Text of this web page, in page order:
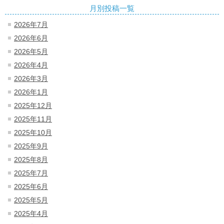
月別投稿一覧
2026年7月
2026年6月
2026年5月
2026年4月
2026年3月
2026年1月
2025年12月
2025年11月
2025年10月
2025年9月
2025年8月
2025年7月
2025年6月
2025年5月
2025年4月